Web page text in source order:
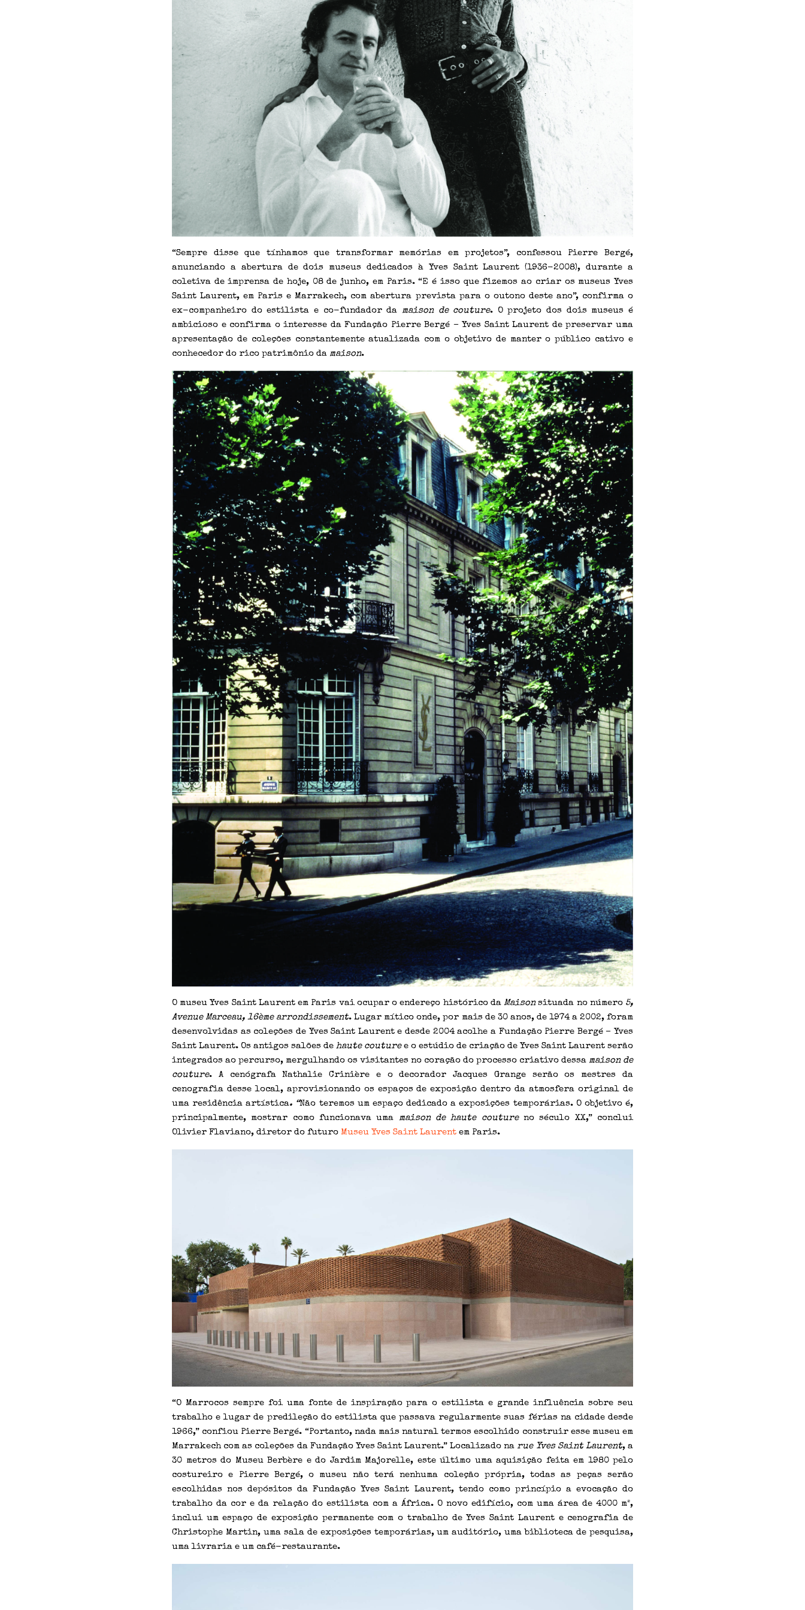
“Sempre disse que tínhamos que transformar memórias em projetos”, confessou Pierre Bergé,
anunciando a abertura de dois museus dedicados à Yves Saint Laurent (1936-2008), durante a
coletiva de imprensa de hoje, 08 de junho, em Paris. “E é isso que fizemos ao criar os museus Yves
Saint Laurent, em Paris e Marrakech, com abertura prevista para o outono deste ano”, confirma o
ex-companheiro do estilista e co-fundador da maison de couture. O projeto dos dois museus é
ambicioso e confirma o interesse da Fundação Pierre Bergé – Yves Saint Laurent de preservar uma
apresentação de coleções constantemente atualizada com o objetivo de manter o público cativo e
conhecedor do rico patrimônio da maison.
O museu Yves Saint Laurent em Paris vai ocupar o endereço histórico da Maisonsituada no número 5,
Avenue Marceau, 16ème arrondissement. Lugar mítico onde, por mais de 30 anos, de 1974 a 2002, foram
desenvolvidas as coleções de Yves Saint Laurent e desde 2004 acolhe a Fundação Pierre Bergé – Yves
Saint Laurent. Os antigos salões de haute couturee o estúdio de criação de Yves Saint Laurent serão
integrados ao percurso, mergulhando os visitantes no coração do processo criativo dessa maison de
couture. A cenógrafa Nathalie Crinière e o decorador Jacques Grange serão os mestres da
cenografia desse local, aprovisionando os espaços de exposição dentro da atmosfera original de
uma residência artística. “Não teremos um espaço dedicado a exposições temporárias. O objetivo é,
principalmente, mostrar como funcionava uma maison de haute coutureno século XX,” conclui
Olivier Flaviano, diretor do futuro Museu Yves Saint Laurent em Paris.
“O Marrocos sempre foi uma fonte de inspiração para o estilista e grande influência sobre seu
trabalho e lugar de predileção do estilista que passava regularmente suas férias na cidade desde
1966,” confiou Pierre Bergé. “Portanto, nada mais natural termos escolhido construir esse museu em
Marrakech com as coleções da Fundação Yves Saint Laurent.” Localizado narue Yves Saint Laurent, a
30 metros do Museu Berbère e do Jardim Majorelle, este último uma aquisição feita em 1980 pelo
costureiro e Pierre Bergé, o museu não terá nenhuma coleção própria, todas as peças serão
escolhidas nos depósitos da Fundação Yves Saint Laurent, tendo como princípio a evocação do
trabalho da cor e da relação do estilista com a África. O novo edifício, com uma área de 4000 m²,
inclui um espaço de exposição permanente com o trabalho de Yves Saint Laurent e cenografia de
Christophe Martin, uma sala de exposições temporárias, um auditório, uma biblioteca de pesquisa,
uma livraria e um café-restaurante.